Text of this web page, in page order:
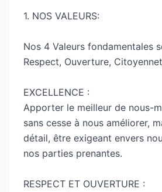
former des ingénieurs
mondialisation et parfaitement
leurs entreprises et
Le projet pédagogique de
d’Agadir offre l’opportunité à
construire son parcours. Au
Cycle préparatoire, de ces
1. NOS VALEURS:
Nos 4 Valeurs fondamentales
Respect, Ouverture,
EXCELLENCE :
Apporter le meilleur de nous-
sans cesse à nous améliorer,
détail, être exigeant envers
nos parties prenantes.
RESPECT ET OUVERTURE :